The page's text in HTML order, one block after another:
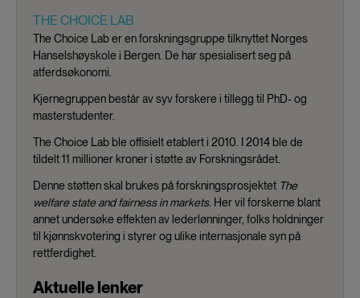
THE CHOICE LAB
The Choice Lab er en forskningsgruppe tilknyttet Norges
Hanselshøyskole i Bergen. De har spesialisert seg på
atferdsøkonomi.
Kjernegruppen består av syv forskere i tillegg til PhD- og
masterstudenter.
The Choice Lab ble offisielt etablert i 2010. I 2014 ble de
tildelt 11 millioner kroner i støtte av Forskningsrådet.
Denne støtten skal brukes på forskningsprosjektet The
welfare state and fairness in markets. Her vil forskerne blant
annet undersøke effekten av lederlønninger, folks holdninger
til kjønnskvotering i styrer og ulike internasjonale syn på
rettferdighet.
Aktuelle lenker